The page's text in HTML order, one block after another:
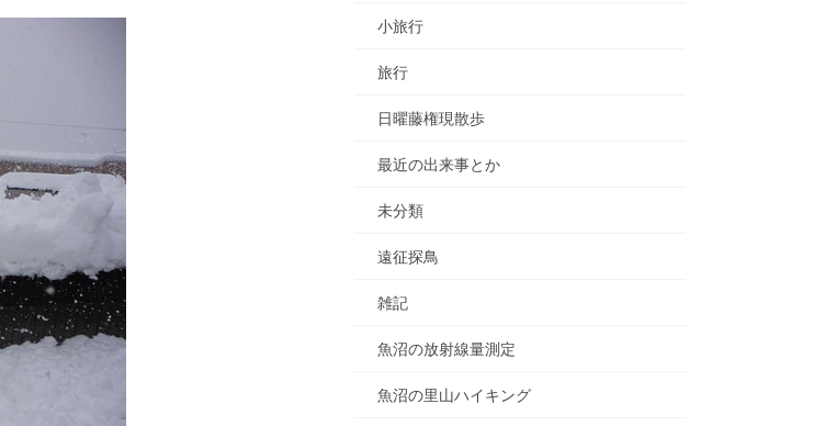
小旅行
旅行
日曜藤権現散歩
最近の出来事とか
未分類
遠征探鳥
雑記
魚沼の放射線量測定
魚沼の里山ハイキング